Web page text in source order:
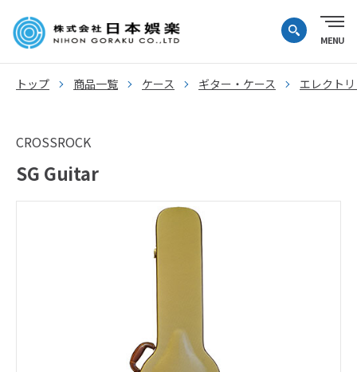
トップ 商品一覧 ケース ギター・ケース エレクト
CROSSROCK
SG Guitar